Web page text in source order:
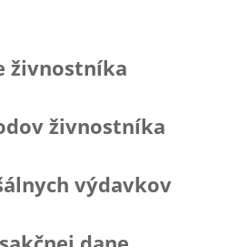
živnostníka
živnostníka
výdavkov